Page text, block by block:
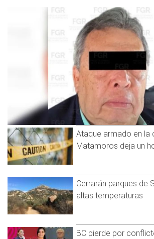
Ataque armado en la
Matamoros deja un
Cerrarán parques de
altas temperaturas
BC pierde por